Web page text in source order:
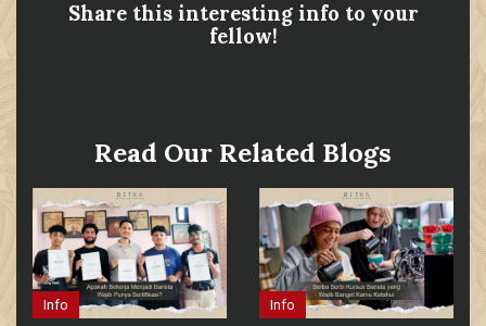
Share this interesting info to your
fellow!
Read Our Related Blogs
Info Info